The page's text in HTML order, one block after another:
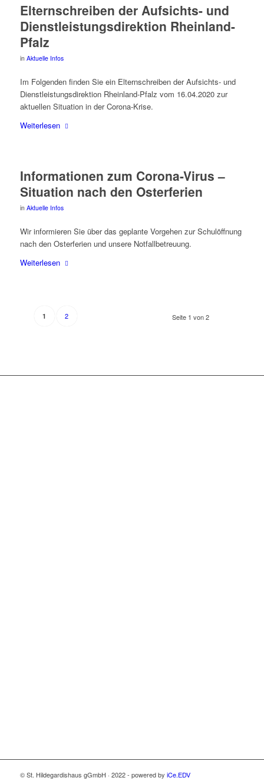
Eltern­schrei­ben der Auf­sichts- und
Dienst­leis­tungs­di­rek­ti­on Rheinland-
Pfalz
in Aktuelle Infos
Im Fol­gen­den fin­den Sie ein Eltern­schrei­ben der Auf­sichts- und
Dienst­leis­tungs­di­rek­ti­on Rhein­land-Pfalz vom 16.04.2020 zur
aktu­el­len Situa­ti­on in der Corona-Krise.
Wei­ter­le­sen
Infor­ma­tio­nen zum Coro­na-Virus –
Situa­ti­on nach den Osterferien
in Aktuelle Infos
Wir infor­mie­ren Sie über das geplan­te Vor­ge­hen zur Schul­öff­nung
nach den Oster­fe­ri­en und unse­re Notfallbetreuung.
Wei­ter­le­sen
Seite 1 von 2
1 2
© St. Hildegardishaus gGmbH · 2022 - powered by iCe.EDV